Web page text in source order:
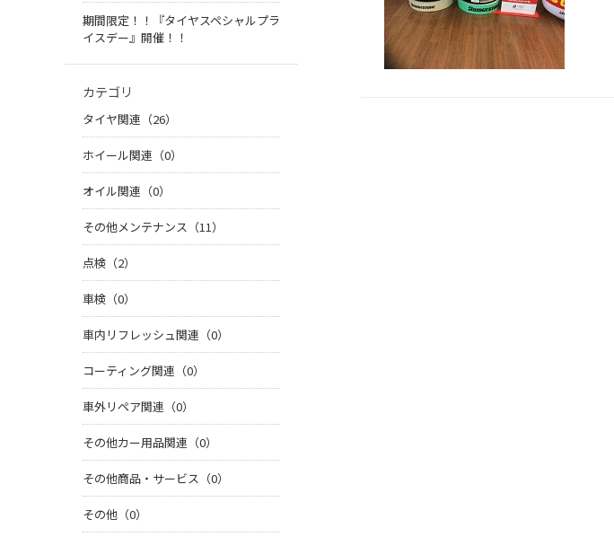
期間限定！！『タイヤスペシャルプラ
イスデー』開催！！
カテゴリ
タイヤ関連（26）
ホイール関連（0）
オイル関連（0）
その他メンテナンス（11）
点検（2）
車検（0）
車内リフレッシュ関連（0）
コーティング関連（0）
車外リペア関連（0）
その他カー用品関連（0）
その他商品・サービス（0）
その他（0）